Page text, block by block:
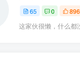
65 0 896
这家伙很懒，什么都